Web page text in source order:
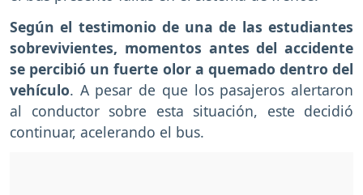
Según el testimonio de una de las estudiantes
sobrevivientes, momentos antes del accidente
se percibió un fuerte olor a quemado dentro del
vehículo. A pesar de que los pasajeros alertaron
al conductor sobre esta situación, este decidió
continuar, acelerando el bus.